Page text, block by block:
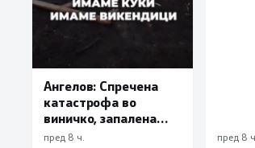
Ангелов: Спречена
катастрофа во
виничко, запалена
трева при сечење со
пред 8 ч. пред 8 ч.